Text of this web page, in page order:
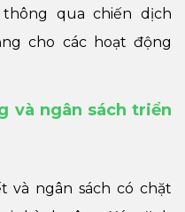
qua chiến dịch
cho các hoạt động
và ngân sách triển
và ngân sách có chặt